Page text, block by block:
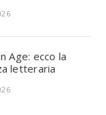
Age: ecco la
letteraria